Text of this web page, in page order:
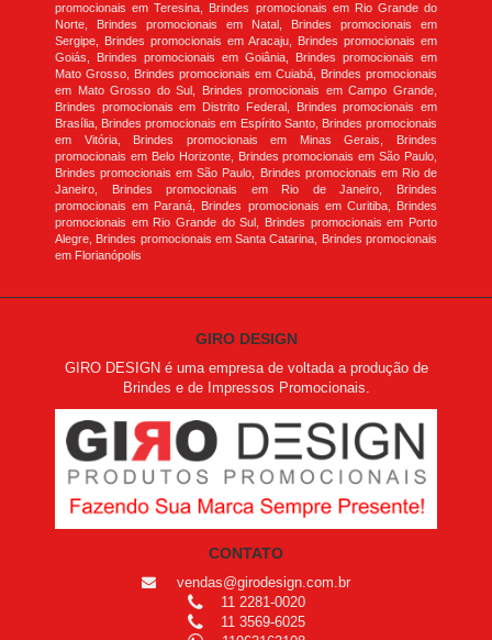
promocionais em Teresina, Brindes promocionais em Rio Grande do
Norte, Brindes promocionais em Natal, Brindes promocionais em
Sergipe, Brindes promocionais em Aracaju, Brindes promocionais em
Goiás, Brindes promocionais em Goiânia, Brindes promocionais em
Mato Grosso, Brindes promocionais em Cuiabá, Brindes promocionais
em Mato Grosso do Sul, Brindes promocionais em Campo Grande,
Brindes promocionais em Distrito Federal, Brindes promocionais em
Brasília, Brindes promocionais em Espírito Santo, Brindes promocionais
em Vitória, Brindes promocionais em Minas Gerais, Brindes
promocionais em Belo Horizonte, Brindes promocionais em São Paulo,
Brindes promocionais em São Paulo, Brindes promocionais em Rio de
Janeiro, Brindes promocionais em Rio de Janeiro, Brindes
promocionais em Paraná, Brindes promocionais em Curitiba, Brindes
promocionais em Rio Grande do Sul, Brindes promocionais em Porto
Alegre, Brindes promocionais em Santa Catarina, Brindes promocionais
em Florianópolis
GIRO DESIGN
GIRO DESIGN é uma empresa de voltada a produção de
Brindes e de Impressos Promocionais.
CONTATO
vendas@girodesign.com.br
11 2281-0020
11 3569-6025